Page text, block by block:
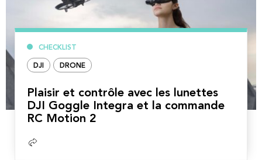
CHECKLIST
DJI DRONE
Plaisir et contrôle avec les lunettes
DJI Goggle Integra et la commande
RC Motion 2
Lire